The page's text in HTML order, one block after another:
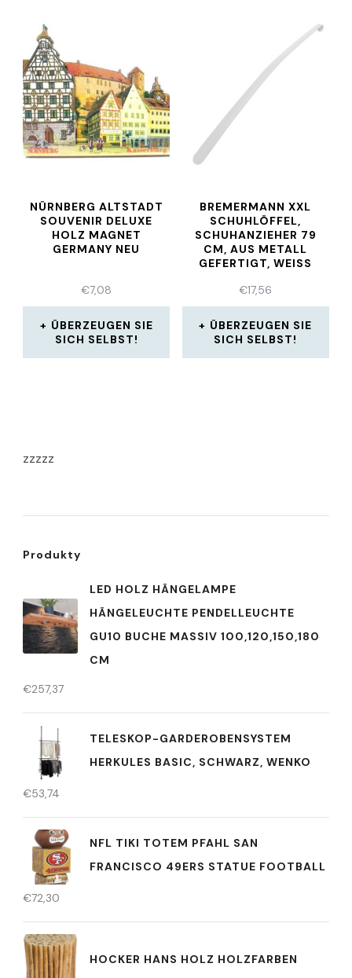
NÜRNBERG ALTSTADT
SOUVENIR DELUXE
HOLZ MAGNET
GERMANY NEU
€7,08
ÜBERZEUGEN SIE
SICH SELBST!
BREMERMANN XXL
SCHUHLÖFFEL,
SCHUHANZIEHER 79
CM, AUS METALL
GEFERTIGT, WEISS L
€17,56
ÜBERZEUGEN SIE
SICH SELBST!
zzzzz
Produkty
LED HOLZ HÄNGELAMPE
HÄNGELEUCHTE PENDELLEUCHTE
GU10 BUCHE MASSIV 100,120,150,180
CM
€257,37
TELESKOP-GARDEROBENSYSTEM
HERKULES BASIC, SCHWARZ, WENKO
€53,74
NFL TIKI TOTEM PFAHL SAN
FRANCISCO 49ERS STATUE FOOTBALL
€72,30
HOCKER HANS HOLZ HOLZFARBEN